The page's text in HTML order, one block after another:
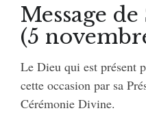
Message
(5
Le Dieu qui est présent
cette occasion par sa
Cérémonie Divine.